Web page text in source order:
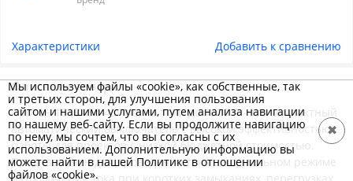
Характеристики Добавить к сравнению
Описание товара
Протон 16 (ВА50-45Про) на токи до 1600 А - это компактный
автоматический выключатель с высокой эффективностью
работы для проектов с низкой бюджетной стоимостью.
Предназначен для проведения тока в нормальном режиме
Мы используем файлы «cookie», как собственные, так
и третьих сторон, для улучшения пользования
сайтом и нашими услугами, путем анализа навигации
по нашему веб-сайту. Если вы продолжите навигацию
по нему, мы сочтем, что вы согласны с их
использованием. Дополнительную информацию вы
можете найти в нашей Политике в отношении
файлов «cookie».
✖